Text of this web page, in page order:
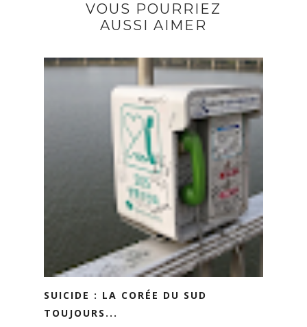
VOUS POURRIEZ
AUSSI AIMER
SUICIDE : LA CORÉE DU SUD
TOUJOURS...